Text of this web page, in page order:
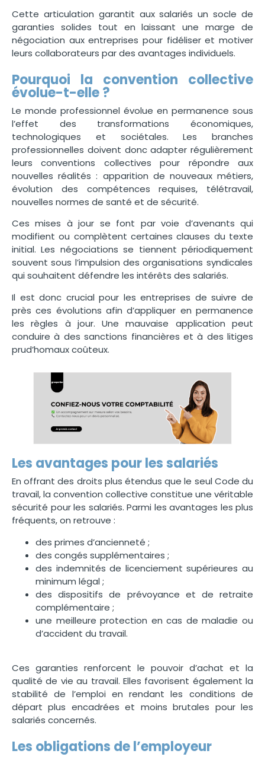
Cette articulation garantit aux salariés un socle de
garanties solides tout en laissant une marge de
négociation aux entreprises pour fidéliser et motiver
leurs collaborateurs par des avantages individuels.
Pourquoi la convention collective
évolue-t-elle ?
Le monde professionnel évolue en permanence sous
l’effet des transformations économiques,
technologiques et sociétales. Les branches
professionnelles doivent donc adapter régulièrement
leurs conventions collectives pour répondre aux
nouvelles réalités : apparition de nouveaux métiers,
évolution des compétences requises, télétravail,
nouvelles normes de santé et de sécurité.
Ces mises à jour se font par voie d’avenants qui
modifient ou complètent certaines clauses du texte
initial. Les négociations se tiennent périodiquement
souvent sous l’impulsion des organisations syndicales
qui souhaitent défendre les intérêts des salariés.
Il est donc crucial pour les entreprises de suivre de
près ces évolutions afin d’appliquer en permanence
les règles à jour. Une mauvaise application peut
conduire à des sanctions financières et à des litiges
prud’homaux coûteux.
Les avantages pour les salariés
En offrant des droits plus étendus que le seul Code du
travail, la convention collective constitue une véritable
sécurité pour les salariés. Parmi les avantages les plus
fréquents, on retrouve :
des primes d’ancienneté ;
des congés supplémentaires ;
des indemnités de licenciement supérieures au
minimum légal ;
des dispositifs de prévoyance et de retraite
complémentaire ;
une meilleure protection en cas de maladie ou
d’accident du travail.
Ces garanties renforcent le pouvoir d’achat et la
qualité de vie au travail. Elles favorisent également la
stabilité de l’emploi en rendant les conditions de
départ plus encadrées et moins brutales pour les
salariés concernés.
Les obligations de l’employeur